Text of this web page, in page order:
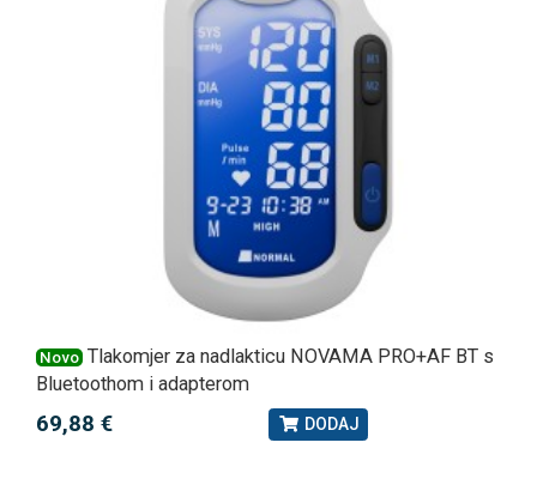
Novo Tlakomjer za nadlakticu NOVAMA PRO+AF BT s
Bluetoothom i adapterom
69,88 € DODAJ